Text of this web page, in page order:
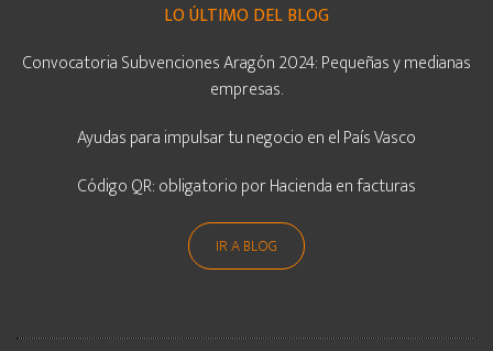
LO ÚLTIMO DEL BLOG
Convocatoria Subvenciones Aragón 2024: Pequeñas y medianas
empresas.
Ayudas para impulsar tu negocio en el País Vasco
Código QR: obligatorio por Hacienda en facturas
IR A BLOG